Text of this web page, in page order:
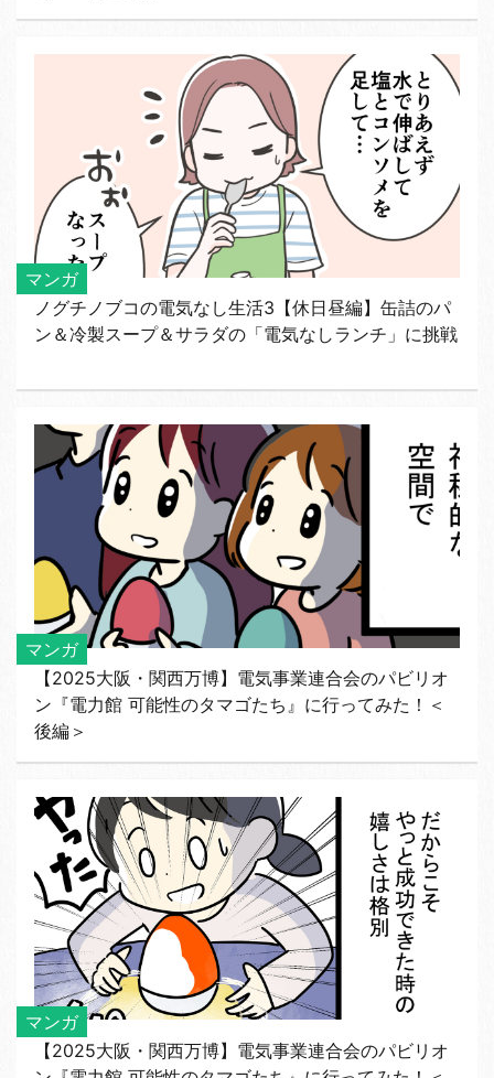
マンガ
ノグチノブコの電気なし生活3【休日昼編】缶詰のパ
ン＆冷製スープ＆サラダの「電気なしランチ」に挑戦
マンガ
【2025大阪・関西万博】電気事業連合会のパビリオ
ン『電力館 可能性のタマゴたち』に行ってみた！＜
後編＞
マンガ
【2025大阪・関西万博】電気事業連合会のパビリオ